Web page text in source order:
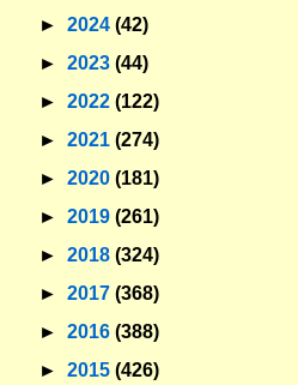
► 2024 (42)
► 2023 (44)
► 2022 (122)
► 2021 (274)
► 2020 (181)
► 2019 (261)
► 2018 (324)
► 2017 (368)
► 2016 (388)
► 2015 (426)